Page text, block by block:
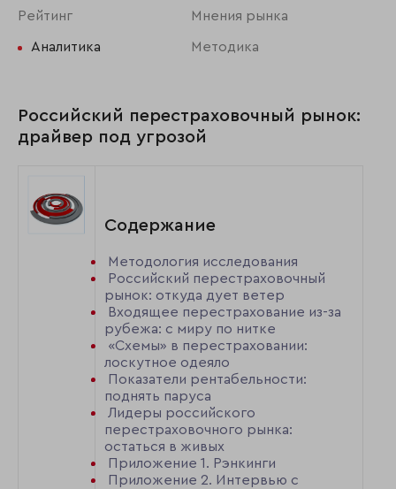
Рейтинг Мнения рынка
Аналитика Методика
Российский перестраховочный рынок:
драйвер под угрозой
Содержание
Методология исследования
Российский перестраховочный
рынок: откуда дует ветер
Входящее перестрахование из-за
рубежа: с миру по нитке
«Схемы» в перестраховании:
лоскутное одеяло
Показатели рентабельности:
поднять паруса
Лидеры российского
перестраховочного рынка:
остаться в живых
Приложение 1. Рэнкинги
Приложение 2. Интервью с